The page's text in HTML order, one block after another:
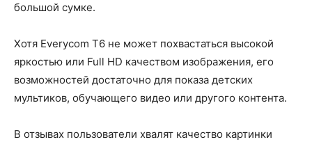
большой сумке.
Хотя Everycom T6 не может похвастаться высокой
яркостью или Full HD качеством изображения, его
возможностей достаточно для показа детских
мультиков, обучающего видео или другого контента.
В отзывах пользователи хвалят качество картинки